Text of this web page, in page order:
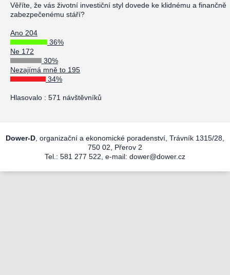
Věříte, že vás životní investiční styl dovede ke klidnému a finančně
zabezpečenému stáří?
Ano 204
36%
Ne 172
30%
Nezajímá mně to 195
34%
Hlasovalo : 571 návštěvníků
Dower-D , organizační a ekonomické poradenství, Trávník 1315/28,
750 02, Přerov 2
Tel.: 581 277 522, e-mail: dower@dower.cz